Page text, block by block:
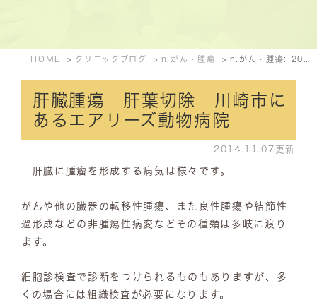
HOME クリニックブログ n.がん・腫瘍
肝臓腫瘍 肝葉切除 川崎市に
あるエアリーズ動物病院
2014.11.07更新
肝臓に腫瘤を形成する病気は様々です。
がんや他の臓器の転移性腫瘍、また良性腫瘍や結節性
過形成などの非腫瘍性病変などその種類は多岐に渡り
ます。
細胞診検査で診断をつけられるものもありますが、多
くの場合には組織検査が必要になります。